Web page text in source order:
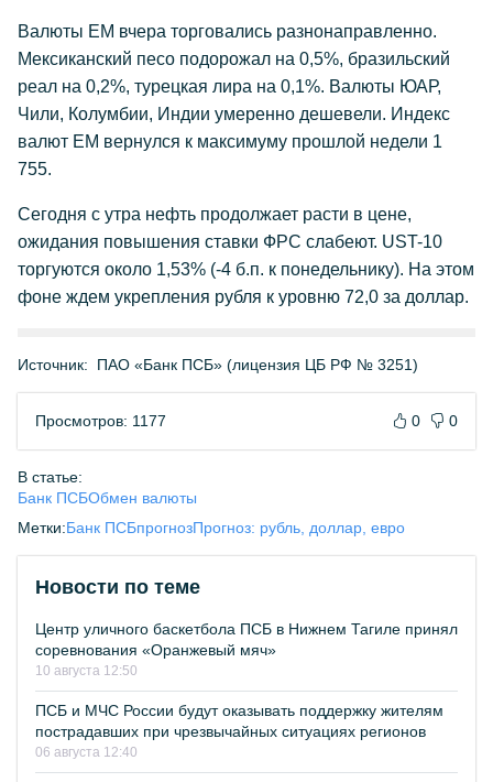
Валюты ЕМ вчера торговались разнонаправленно.
Мексиканский песо подорожал на 0,5%, бразильский
реал на 0,2%, турецкая лира на 0,1%. Валюты ЮАР,
Чили, Колумбии, Индии умеренно дешевели. Индекс
валют ЕМ вернулся к максимуму прошлой недели 1
755.
Сегодня с утра нефть продолжает расти в цене,
ожидания повышения ставки ФРС слабеют. UST-10
торгуются около 1,53% (-4 б.п. к понедельнику). На этом
фоне ждем укрепления рубля к уровню 72,0 за доллар.
Источник: ПАО «Банк ПСБ» (лицензия ЦБ РФ № 3251)
Просмотров: 1177 0 0
В статье:
Банк ПСБОбмен валюты
Метки:Банк ПСБпрогнозПрогноз: рубль, доллар, евро
Новости по теме
Центр уличного баскетбола ПСБ в Нижнем Тагиле принял
соревнования «Оранжевый мяч»
10 августа 12:50
ПСБ и МЧС России будут оказывать поддержку жителям
пострадавших при чрезвычайных ситуациях регионов
06 августа 12:40